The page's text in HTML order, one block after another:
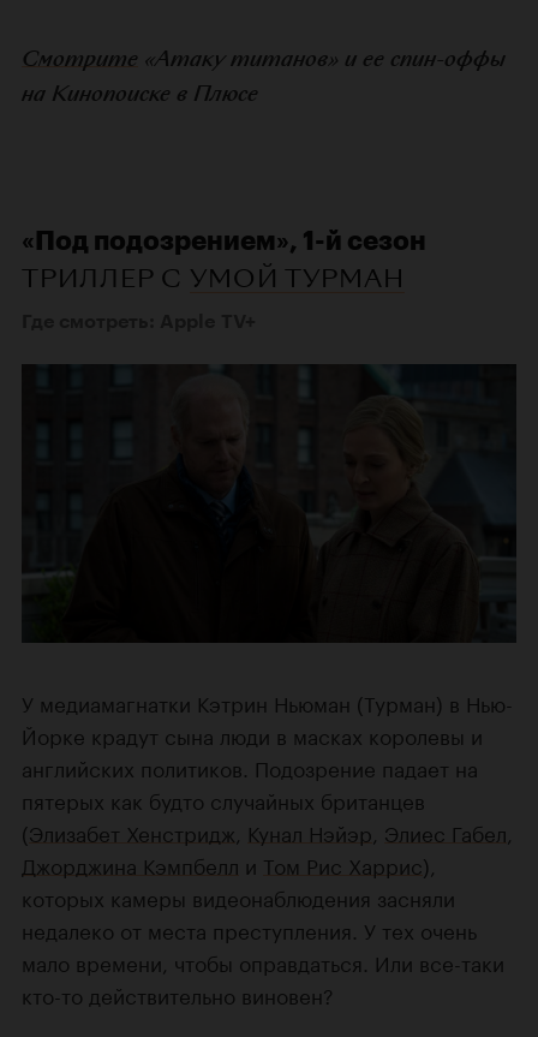
Смотрите «Атаку титанов» и ее спин-оффы
на Кинопоиске в Плюсе
«Под подозрением», 1-й сезон
ТРИЛЛЕР С УМОЙ ТУРМАН
У медиамагнатки Кэтрин Ньюман (Турман) в Нью-
Йорке крадут сына люди в масках королевы и
английских политиков. Подозрение падает на
пятерых как будто случайных британцев
(Элизабет Хенстридж Кунал Нэйэр Элиес Габел
Джорджина Кэмпбелл и Том Рис Харрис),
которых камеры видеонаблюдения засняли
недалеко от места преступления. У тех очень
мало времени, чтобы оправдаться. Или все-таки
кто-то действительно виновен?